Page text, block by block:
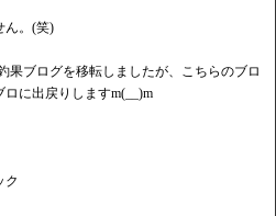
ん。(笑)
果ブログを移転しましたが、こちらのブロ
に出戻りしますm(__)m
ク